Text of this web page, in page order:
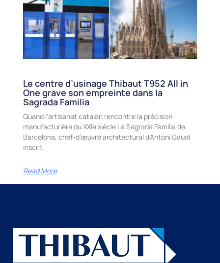
Le centre d’usinage Thibaut T952 All in
One grave son empreinte dans la
Sagrada Familia
Quand l’artisanat catalan rencontre la précision
manufacturière du XXIe siècle La Sagrada Familia de
Barcelona, chef-d’œuvre architectural d’Antoni Gaudí
inscrit
Read More